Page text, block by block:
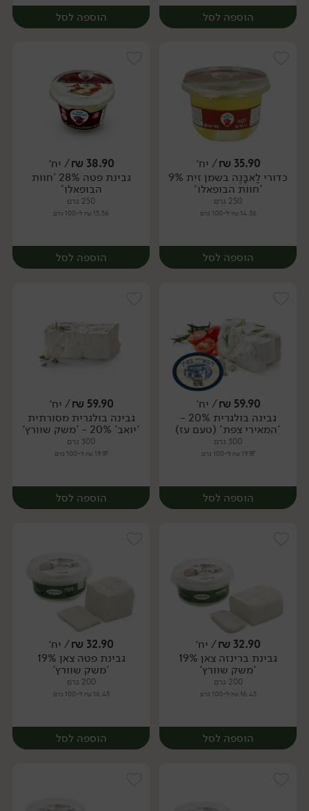
הוספה לסל
יח׳
הוספה לסל
יח׳
35.90
₪/ יח׳
כדורי לַאבָּנֶה בשמן זית 9%
'חוות הבופאלו'
250 גרם
14.36 ₪ ל-100 גרם
הוספה לסל
יח׳
38.90
₪/ יח׳
גבינת פטה 28% 'חוות
הבופאלו'
250 גרם
15.56 ₪ ל-100 גרם
הוספה לסל
יח׳
59.90
₪/ יח׳
גבינה בולגרית 20% -
'המאירי צפת' (טעם עז)
300 גרם
19.97 ₪ ל-100 גרם
הוספה לסל
יח׳
59.90
₪/ יח׳
גבינה בולגרית מסורתית
'יואב' 20% - 'משק שוורץ'
300 גרם
19.97 ₪ ל-100 גרם
הוספה לסל
יח׳
32.90
₪/ יח׳
גבינת ברינזה צאן 19%
'משק שוורץ'
200 גרם
16.45 ₪ ל-100 גרם
הוספה לסל
32.90
₪/ יח׳
גבינת פטה צאן 19%
'משק שוורץ'
200 גרם
16.45 ₪ ל-100 גרם
הוספה לסל